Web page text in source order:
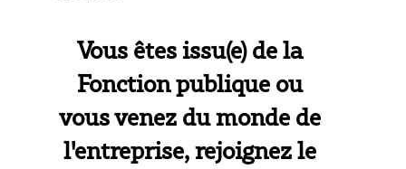
Vous êtes issu(e) de la
Fonction publique ou
vous venez du monde de
l'entreprise, rejoignez le